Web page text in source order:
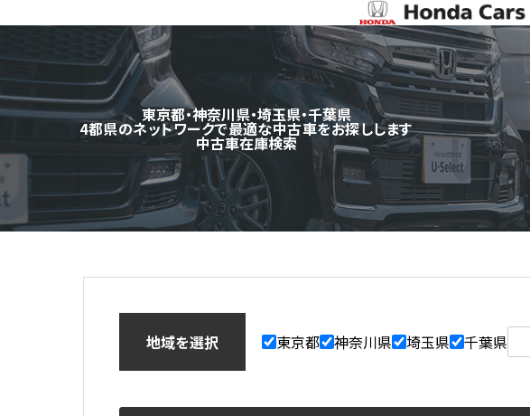
東京都・神奈川県・埼玉県・千葉県
4都県のネットワークで最適な中古車をお探しします
中古車在庫検索
地域を選択 東京都 神奈川県 埼玉県 千葉県